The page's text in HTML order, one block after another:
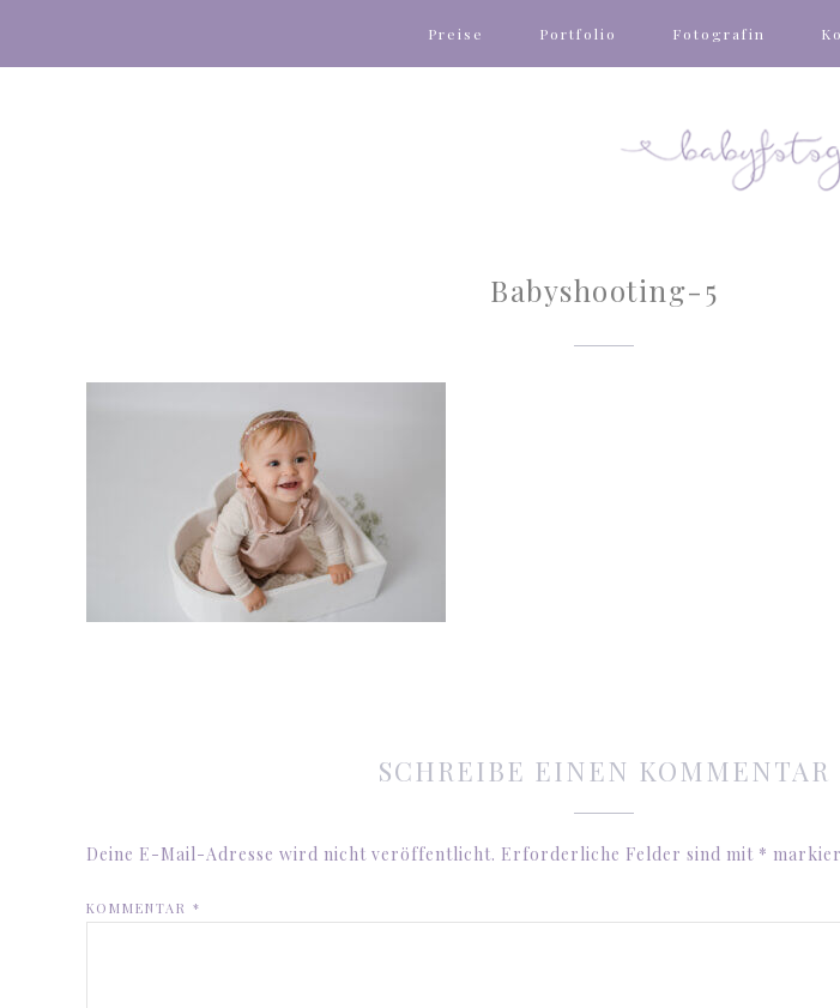
Preise Portfolio Fotografin
Babyshooting-5
SCHREIBE EINEN KOMMENTAR
Deine E-Mail-Adresse wird nicht veröffentlicht. Erforderliche Felder sind mit *
KOMMENTAR *